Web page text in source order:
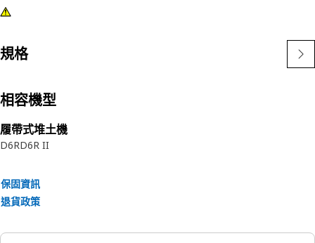
規格
相容機型
履帶式堆土機
D6RD6R II
保固資訊
退貨政策